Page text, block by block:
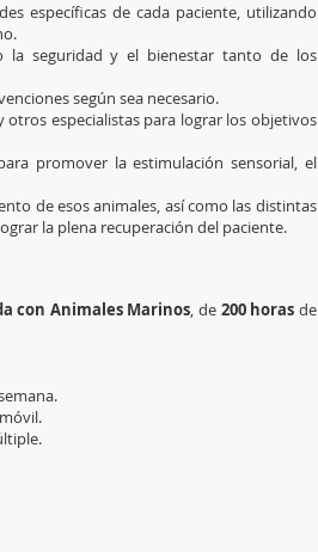
específicas de cada paciente, utilizando
la seguridad y el bienestar tanto de los
según sea necesario.
otros especialistas para lograr los objetivos
promover la estimulación sensorial, el
de esos animales, así como las distintas
la plena recuperación del paciente.
con Animales Marinos, de200 horas de